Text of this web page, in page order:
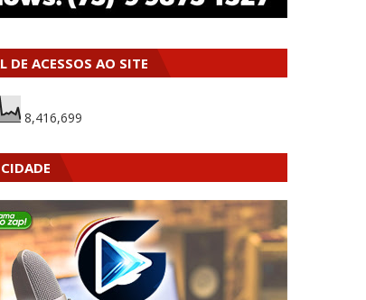
DE ACESSOS AO SITE
8,416,699